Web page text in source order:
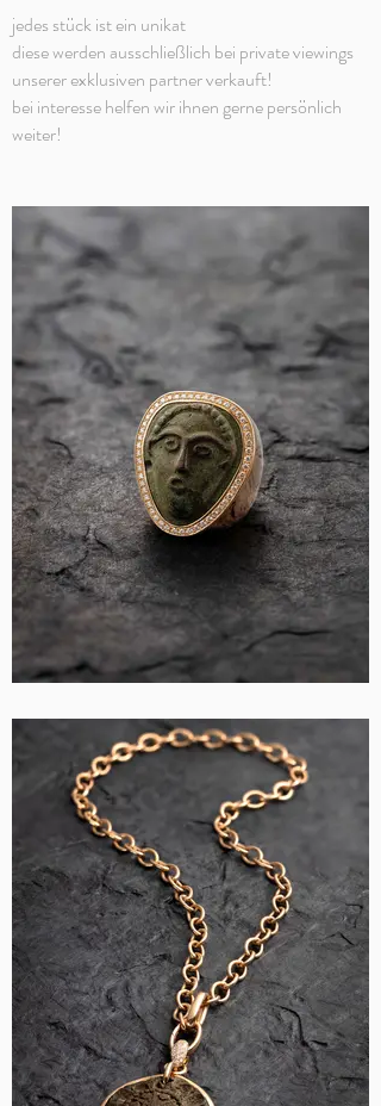
jedes stück ist ein unikat
diese werden ausschließlich bei private viewings
unserer exklusiven partner verkauft!
bei interesse helfen wir ihnen gerne persönlich
weiter!